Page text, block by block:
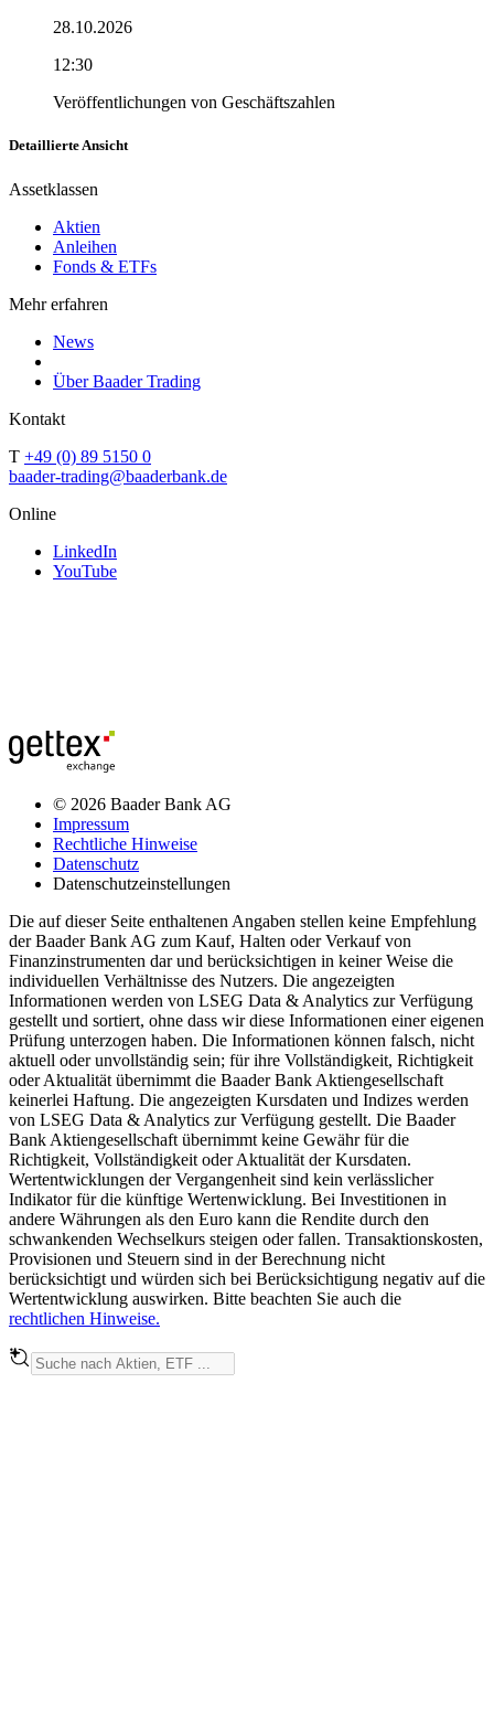
28.10.2026
12:30
Veröffentlichungen von Geschäftszahlen
Detaillierte Ansicht
Assetklassen
Aktien
Anleihen
Fonds & ETFs
Mehr erfahren
News
Über Baader Trading
Kontakt
T +49 (0) 89 5150 0
baader-trading@baaderbank.de
Online
LinkedIn
YouTube
© 2026 Baader Bank AG
Impressum
Rechtliche Hinweise
Datenschutz
Datenschutzeinstellungen
Die auf dieser Seite enthaltenen Angaben stellen keine Empfehlung
der Baader Bank AG zum Kauf, Halten oder Verkauf von
Finanzinstrumenten dar und berücksichtigen in keiner Weise die
individuellen Verhältnisse des Nutzers. Die angezeigten
Informationen werden von LSEG Data & Analytics zur Verfügung
gestellt und sortiert, ohne dass wir diese Informationen einer eigenen
Prüfung unterzogen haben. Die Informationen können falsch, nicht
aktuell oder unvollständig sein; für ihre Vollständigkeit, Richtigkeit
oder Aktualität übernimmt die Baader Bank Aktiengesellschaft
keinerlei Haftung. Die angezeigten Kursdaten und Indizes werden
von LSEG Data & Analytics zur Verfügung gestellt. Die Baader
Bank Aktiengesellschaft übernimmt keine Gewähr für die
Richtigkeit, Vollständigkeit oder Aktualität der Kursdaten.
Wertentwicklungen der Vergangenheit sind kein verlässlicher
Indikator für die künftige Wertenwicklung. Bei Investitionen in
andere Währungen als den Euro kann die Rendite durch den
schwankenden Wechselkurs steigen oder fallen. Transaktionskosten,
Provisionen und Steuern sind in der Berechnung nicht
berücksichtigt und würden sich bei Berücksichtigung negativ auf die
Wertentwicklung auswirken. Bitte beachten Sie auch die
rechtlichen Hinweise.